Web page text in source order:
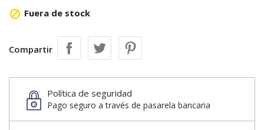
 Fuera de stock
Compartir
Política de seguridad
Pago seguro a través de pasarela bancaria